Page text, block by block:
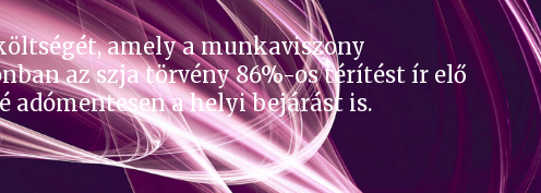
amely a munkaviszony
az szja törvény 86%-os térítést ír elő
a helyi bejárást is.